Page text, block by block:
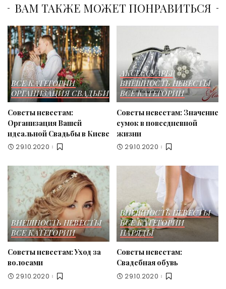
ВАМ ТАКЖЕ МОЖЕТ ПОНРАВИТЬСЯ
ВСЕ КАТЕГОРИИ
ОРГАНИЗАЦИЯ СВАДЬБИ
Советы невестам:
Организация Вашей
идеальной Свадьбы в Киеве
29.10.2020
АКСЕССУАРЫ
ВНЕШНОСТЬ НЕВЕСТЫ
ВСЕ КАТЕГОРИИ
Советы невестам: Значение
сумок в повседневной
жизни
29.10.2020
ВНЕШНОСТЬ НЕВЕСТЫ
ВСЕ КАТЕГОРИИ
Советы невестам: Уход за
волосами
29.10.2020
ВНЕШНОСТЬ НЕВЕСТЫ
ВСЕ КАТЕГОРИИ
НАРЯДЫ
Советы невестам:
Свадебная обувь
29.10.2020